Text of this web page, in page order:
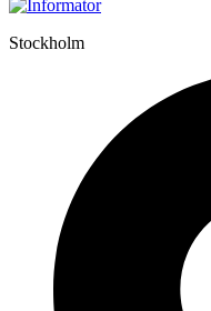
Stockholm